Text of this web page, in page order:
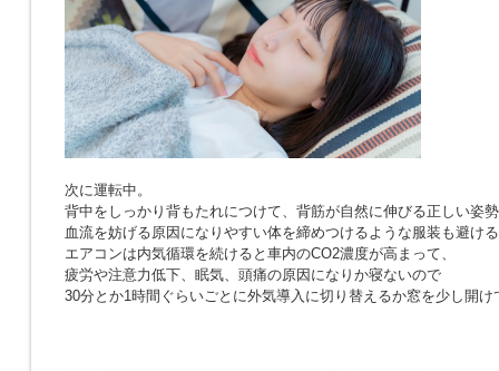
次に運転中。
背中をしっかり背もたれにつけて、背筋が自然に伸びる正しい姿
血流を妨げる原因になりやすい体を締めつけるような服装も避け
エアコンは内気循環を続けると車内のCO2濃度が高まって、
疲労や注意力低下、眠気、頭痛の原因になりか寝ないので
30分とか1時間ぐらいごとに外気導入に切り替えるか窓を少し開け